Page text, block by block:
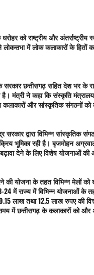
को राष्ट्रीय और अंतर्राष्ट्रीय
में लोक कलाकारों के हितों
छत्तीसगढ़ सहित देश भर के
मंत्री ने कहा कि संस्कृति
और सांस्कृतिक संगठनों को
द्वारा विभिन्न सांस्कृतिक
भूमिका रही है। बृजमोहन
देने के लिए विशेष योजनाओं
योजना के तहत विभिन्न मेलों
में राज्य में विभिन्न योजनाओं के
लाख तथा 12.5 लाख रुपए की
में छत्तीसगढ़ के कलाकारों को